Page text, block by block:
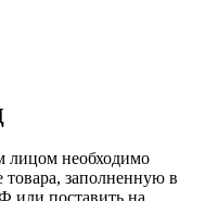
лицом необходимо
товара, заполненную в
или поставить на